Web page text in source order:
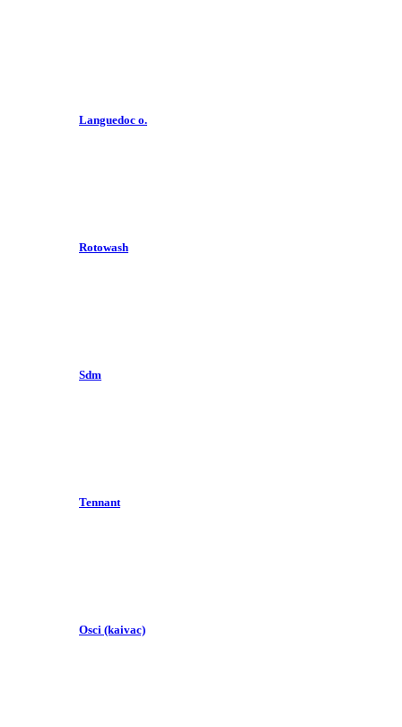
Languedoc o.
Rotowash
Sdm
Tennant
Osci (kaivac)